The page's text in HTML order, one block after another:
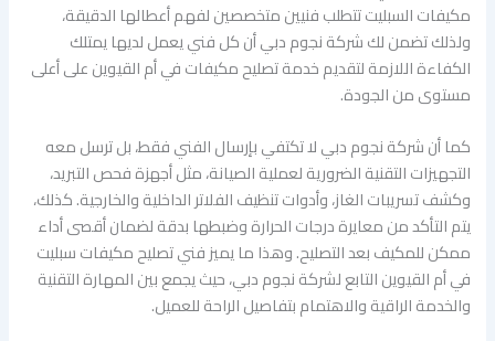
مكيفات السبليت تتطلب فنيين متخصصين لفهم أعطالها الدقيقة،
ولذلك تضمن لك شركة نجوم دبي أن كل فني يعمل لديها يمتلك
الكفاءة اللازمة لتقديم خدمة تصليح مكيفات في أم القيوين على أعلى
مستوى من الجودة.
كما أن شركة نجوم دبي لا تكتفي بإرسال الفني فقط، بل ترسل معه
التجهيزات التقنية الضرورية لعملية الصيانة، مثل أجهزة فحص التبريد،
وكشف تسريبات الغاز، وأدوات تنظيف الفلاتر الداخلية والخارجية. كذلك،
يتم التأكد من معايرة درجات الحرارة وضبطها بدقة لضمان أقصى أداء
ممكن للمكيف بعد التصليح. وهذا ما يميز فني تصليح مكيفات سبليت
في أم القيوين التابع لشركة نجوم دبي، حيث يجمع بين المهارة التقنية
والخدمة الراقية والاهتمام بتفاصيل الراحة للعميل.